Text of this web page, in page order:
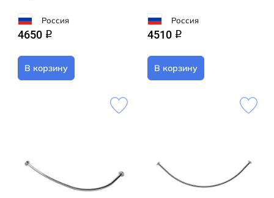
Россия
4650 q
В корзину
Россия
4510 q
В корзину